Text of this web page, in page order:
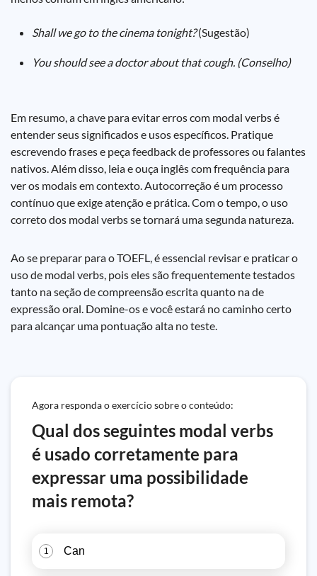
Shall we go to the cinema tonight?(Sugestão)
You should see a doctor about that cough. (Conselho)
Em resumo, a chave para evitar erros com modal verbs é
entender seus significados e usos específicos. Pratique
escrevendo frases e peça feedback de professores ou falantes
nativos. Além disso, leia e ouça inglês com frequência para
ver os modais em contexto. Autocorreção é um processo
contínuo que exige atenção e prática. Com o tempo, o uso
correto dos modal verbs se tornará uma segunda natureza.
Ao se preparar para o TOEFL, é essencial revisar e praticar o
uso de modal verbs, pois eles são frequentemente testados
tanto na seção de compreensão escrita quanto na de
expressão oral. Domine-os e você estará no caminho certo
para alcançar uma pontuação alta no teste.
Agora responda o exercício sobre o conteúdo:
Qual dos seguintes modal verbs
é usado corretamente para
expressar uma possibilidade
mais remota?
1 Can